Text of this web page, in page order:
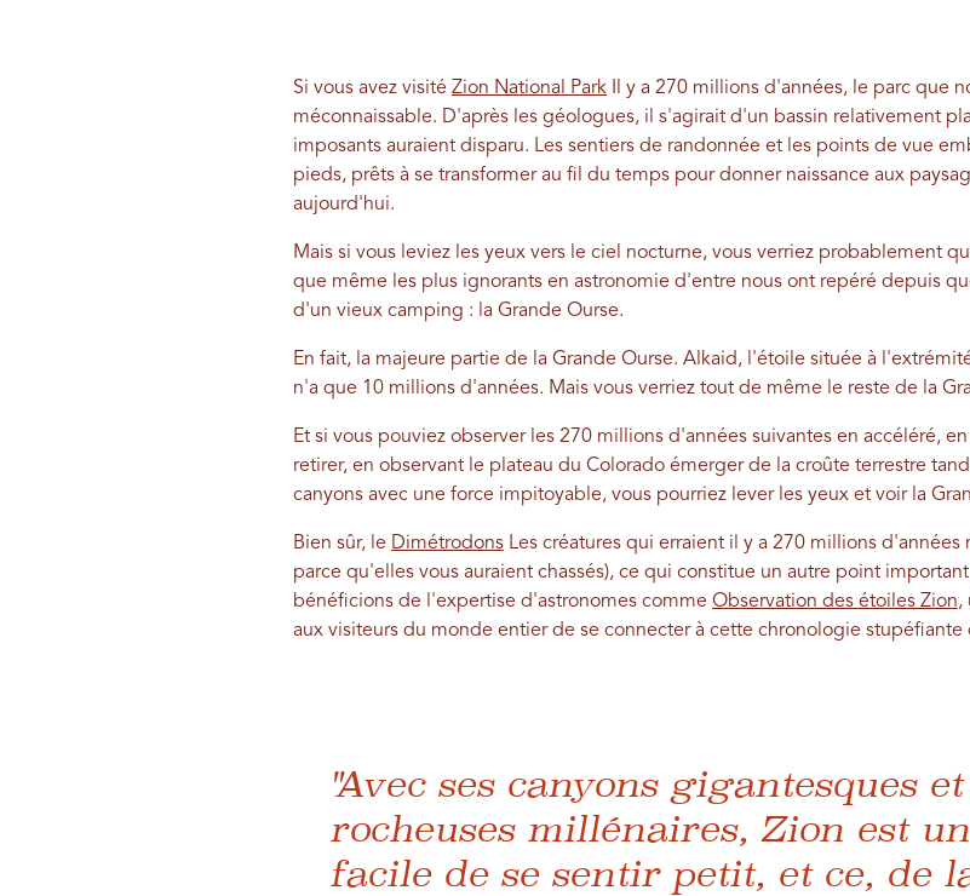
Si vous avez visité Zion National ParkIl y a 270 millions d'années, le parc que
méconnaissable. D'après les géologues, il s'agirait d'un bassin relativement
imposants auraient disparu. Les sentiers de randonnée et les points de vue
pieds, prêts à se transformer au fil du temps pour donner naissance aux
aujourd'hui.
Mais si vous leviez les yeux vers le ciel nocturne, vous verriez probablement
que même les plus ignorants en astronomie d'entre nous ont repéré depuis
d'un vieux camping : la Grande Ourse.
En fait, la majeure partie de la Grande Ourse. Alkaid, l'étoile située à
n'a que 10 millions d'années. Mais vous verriez tout de même le reste de la
Et si vous pouviez observer les 270 millions d'années suivantes en accéléré,
retirer, en observant le plateau du Colorado émerger de la croûte terrestre
canyons avec une force impitoyable, vous pourriez lever les yeux et voir la
Bien sûr, le DimétrodonsLes créatures qui erraient il y a 270 millions d'années
parce qu'elles vous auraient chassés), ce qui constitue un autre point
bénéficions de l'expertise d'astronomes comme Observation des étoiles Zion,
aux visiteurs du monde entier de se connecter à cette chronologie stupéfiante
"Avec ses canyons gigantesques
rocheuses millénaires, Zion est
facile de se sentir petit, et ce, de